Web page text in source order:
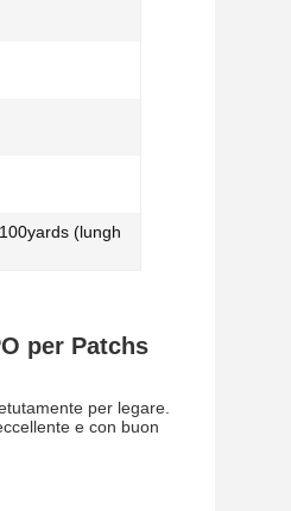
(lungh
per Patchs
per legare.
e con buon